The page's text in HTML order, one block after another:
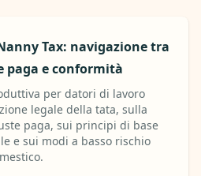
Tax: navigazione tra
paga e conformità
per datori di lavoro
legale della tata, sulla
paga, sui principi di base
e sui modi a basso rischio